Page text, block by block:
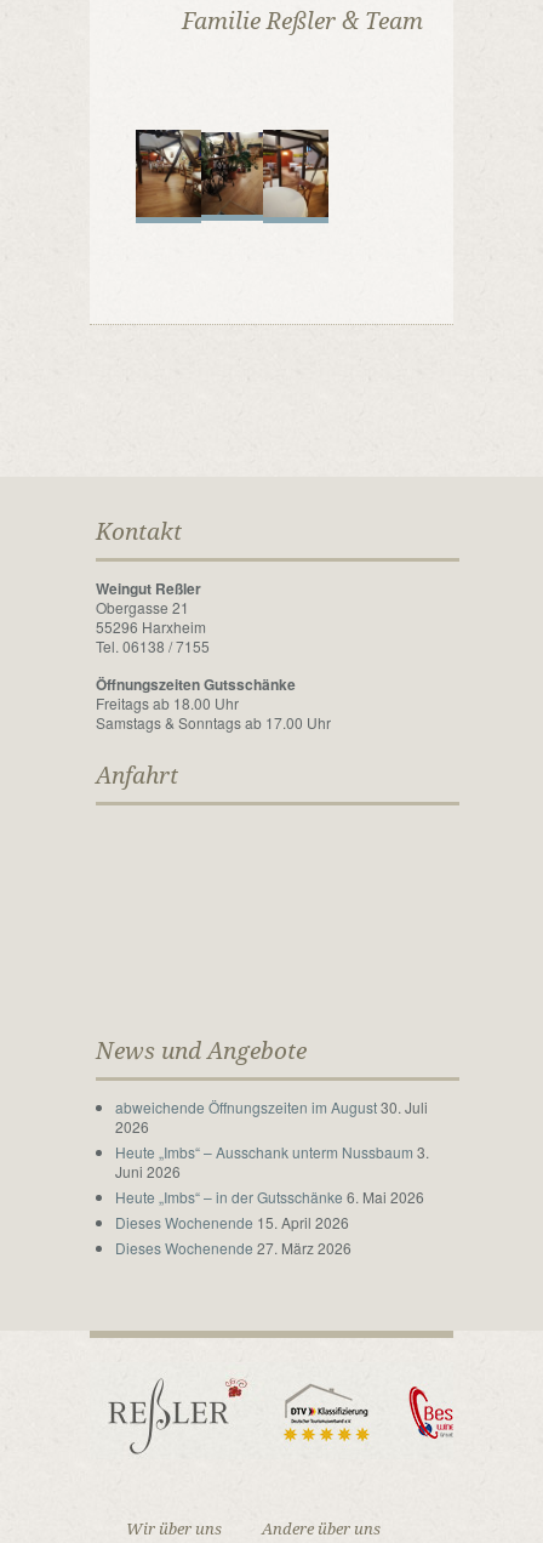
Familie Reßler & Team
Kontakt
Weingut Reßler
Obergasse 21
55296 Harxheim
Tel. 06138 / 7155
Öffnungszeiten Gutsschänke
Freitags ab 18.00 Uhr
Samstags & Sonntags ab 17.00 Uhr
Anfahrt
News und Angebote
abweichende Öffnungszeiten im August 30. Juli
2026
Heute „Imbs“ – Ausschank unterm Nussbaum 3.
Juni 2026
Heute „Imbs“ – in der Gutsschänke 6. Mai 2026
Dieses Wochenende 15. April 2026
Dieses Wochenende 27. März 2026
Wir über uns
Andere über uns